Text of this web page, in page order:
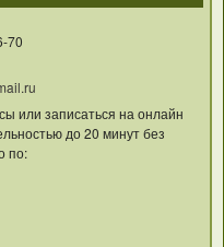
70
или записаться на онлайн
до 20 минут без
по: